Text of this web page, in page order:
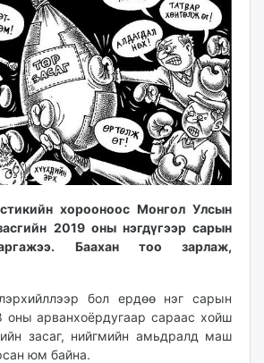
хорооноос Монгол Улсын
2019 оны нэгдүгээр сарын
Баахан тоо зарлаж,
бол ердөө нэг сарын
оны арванхоёрдугаар сараас хойш
засаг, нийгмийн амьдралд маш
юм байна.